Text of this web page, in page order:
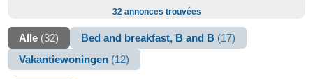
32 annonces trouvées
Alle (32) Bed and breakfast, B and B (17)
Vakantiewoningen (12)